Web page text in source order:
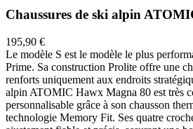
Chaussures de ski alpin
195,90 €
Le modèle S est le modèle le plus
Prime. Sa construction Prolite offre une
renforts uniquement aux endroits
alpin ATOMIC Hawx Magna 80 est très
personnalisable grâce à son chausson
technologie Memory Fit. Ses quatre